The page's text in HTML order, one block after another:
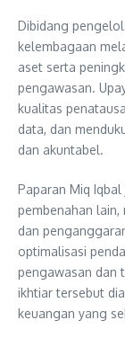
Dibidang
kelembagaan
aset serta
pengawasan.
kualitas
data, dan
dan akuntabel.
Paparan Miq
pembenahan
dan
optimalisasi
pengawasan dan
ikhtiar tersebut
keuangan yang